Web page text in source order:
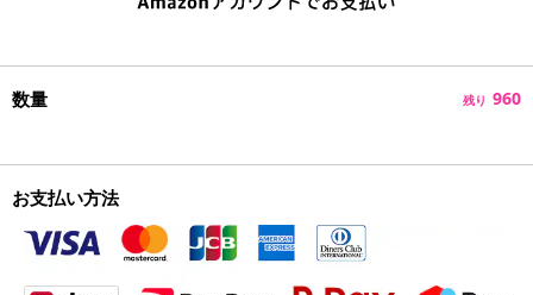
数量 残り 960
お支払い方法